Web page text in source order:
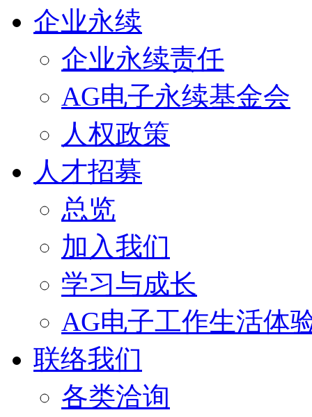
企业永续
企业永续责任
AG电子永续基金会
人权政策
人才招募
总览
加入我们
学习与成长
AG电子工作生活体
联络我们
各类洽询